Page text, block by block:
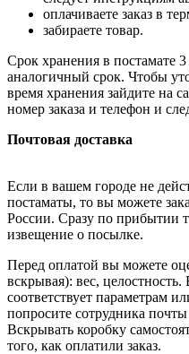
оплачиваете заказ в
забираете товар.
Срок хранения в постамате
аналогичный срок. Чтобы
время хранения зайдите на
номер заказа и телефон и
Почтовая доставка
Если в вашем городе не
постаматы, то вы можете
России. Сразу по прибытии
извещение о посылке.
Перед оплатой вы можете
вскрывая): вес, целостность.
соответствует параметрам
попросите сотрудника
Вскрывать коробку
того, как оплатили заказ.